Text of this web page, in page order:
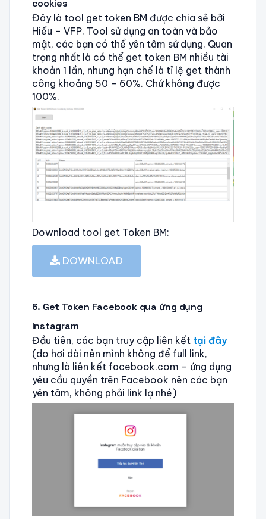
cookies
Đây là tool get token BM được chia sẻ bởi
Hiếu – VFP. Tool sử dụng an toàn và bảo
mật, các bạn có thể yên tâm sử dụng. Quan
trọng nhất là có thể get token BM nhiều tài
khoản 1 lần, nhưng hạn chế là tỉ lệ get thành
công khoảng 50 – 60%. Chứ không được
100%.
Download tool get Token BM:
DOWNLOAD
6. Get Token Facebook qua ứng dụng
Instagram
Đầu tiên, các bạn truy cập liên kết tại đây
(do hơi dài nên mình không để full link,
nhưng là liên kết facebook.com – ứng dụng
yêu cầu quyền trên Facebook nên các bạn
yên tâm, không phải link lạ nhé)